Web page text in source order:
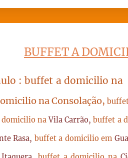
BUFFET A
: buffet a domicilio na
na Consolação,
domicilio naVila Carrão,buffet a
Rasa, buffet a domicilio em